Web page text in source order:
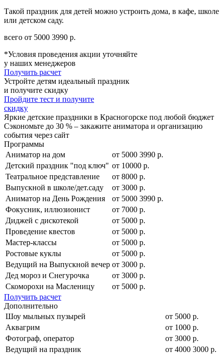
Такой праздник для детей можно устроить дома, в кафе, школе
или детском саду.
всего от 5000 3990 р.
*Условия проведения акции уточняйте
у наших менеджеров
Получить расчет
Устройте детям идеальный праздник
и получите скидку
Пройдите тест и получите
скидку
Яркие детские праздники в Красногорске под любой бюджет
Сэкономьте до 30 % – закажите аниматора и организацию
события через сайт
Программы
Аниматор на дом
от 5000 3990 р.
Детский праздник "под ключ" от 10000 р.
Театральное представление
от 8000 р.
Выпускной в школе/дет.саду
от 3000 р.
Аниматор на День Рождения
от 5000 3990 р.
Фокусник, иллюзионист
от 7000 р.
Диджей с дискотекой
от 5000 р.
Проведение квестов
от 5000 р.
Мастер-классы
от 5000 р.
Ростовые куклы
от 5000 р.
Ведущий на Выпускной вечер от 3000 р.
Дед мороз и Снегурочка
от 3000 р.
Скоморохи на Масленицу
от 5000 р.
Получить расчет
Дополнительно
Шоу мыльных пузырей
от 5000 р.
Аквагрим
от 1000 р.
Фотограф, оператор
от 3000 р.
Ведущий на праздник
от 4000 3000 р.